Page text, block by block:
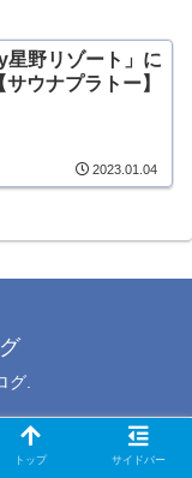
星野リゾート」に
ウナプラトー】
2023.01.04
グ.
トップ サイドバー